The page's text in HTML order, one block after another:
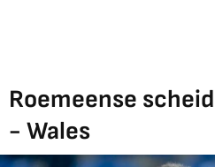
Roemeense
- Wales